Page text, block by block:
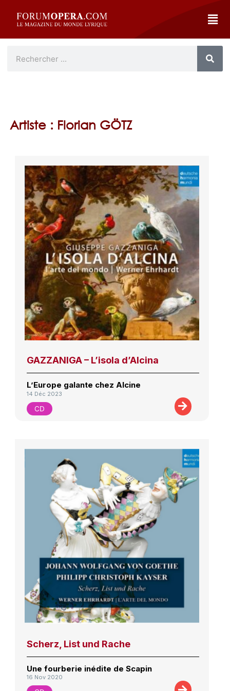
Artiste : Florian GÖTZ
GAZZANIGA – L’isola d’Alcina
L’Europe galante chez Alcine
14 Déc 2023
CD
Scherz, List und Rache
Une fourberie inédite de Scapin
16 Nov 2020